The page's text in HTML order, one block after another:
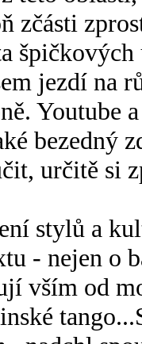
zčásti
jezdí na
Youtube
bezedný
určitě si
stylů a
- nejen o
vším od